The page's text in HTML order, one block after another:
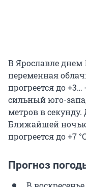
В Ярославле днем
переменная
прогреется до +3…
сильный юго-
метров в
Ближайшей ночью
прогреется до +7
Прогноз